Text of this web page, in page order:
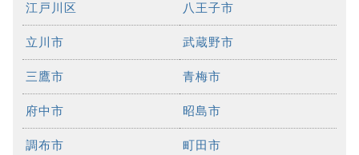
江戸川区 八王子市
立川市 武蔵野市
三鷹市 青梅市
府中市 昭島市
調布市 町田市